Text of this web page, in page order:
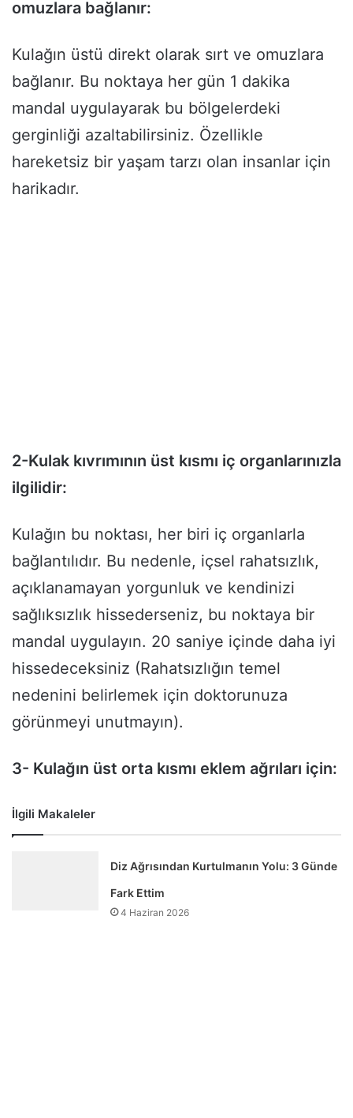
omuzlara bağlanır:
Kulağın üstü direkt olarak sırt ve omuzlara
bağlanır. Bu noktaya her gün 1 dakika
mandal uygulayarak bu bölgelerdeki
gerginliği azaltabilirsiniz. Özellikle
hareketsiz bir yaşam tarzı olan insanlar için
harikadır.
2-Kulak kıvrımının üst kısmı iç organlarınızla
ilgilidir:
Kulağın bu noktası, her biri iç organlarla
bağlantılıdır. Bu nedenle, içsel rahatsızlık,
açıklanamayan yorgunluk ve kendinizi
sağlıksızlık hissederseniz, bu noktaya bir
mandal uygulayın. 20 saniye içinde daha iyi
hissedeceksiniz (Rahatsızlığın temel
nedenini belirlemek için doktorunuza
görünmeyi unutmayın).
3- Kulağın üst orta kısmı eklem ağrıları için:
İlgili Makaleler
Diz Ağrısından Kurtulmanın Yolu: 3 Günde
Fark Ettim
4 Haziran 2026